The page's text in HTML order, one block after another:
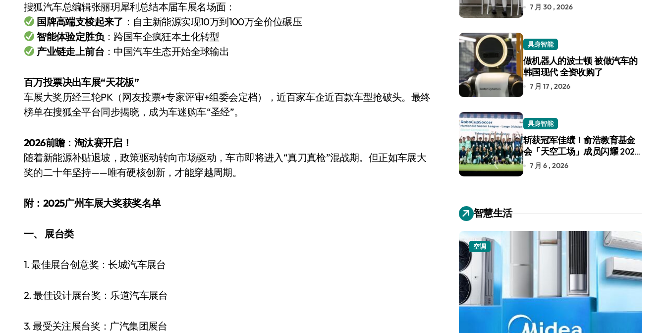
AirTag 新版到底香不香？一篇帮你避坑+种草
净利润暴跌7.7%，苏泊尔开始靠“擦边”续命了？
搜狐汽车总编辑张丽玥犀利总结本届车展名场面：
国牌高端支棱起来了 ：自主新能源实现10万到100万全价位碾压
智能体验定胜负 ：跨国车企疯狂本土化转型
产业链走上前台 ：中国汽车生态开始全球输出
百万投票决出车展“天花板”
车展大奖历经三轮PK（网友投票+专家评审+组委会定档），近百家车企近百款车型抢破头。最终
榜单在搜狐全平台同步揭晓，成为车迷购车“圣经”。
2026前瞻：淘汰赛开启！
随着新能源补贴退坡，政策驱动转向市场驱动，车市即将进入“真刀真枪”混战期。但正如车展大
奖的二十年坚持——唯有硬核创新，才能穿越周期。
附：2025广州车展大奖获奖名单
一、 展台类
1. 最佳展台创意奖：长城汽车展台
2. 最佳设计展台奖：乐道汽车展台
3. 最受关注展台奖：广汽集团展台
7 月 30 , 2026
具身智能
做机器人的波士顿 被做汽车的
韩国现代 全资收购了
7 月 17 , 2026
具身智能
斩获冠军佳绩！俞浩教育基金
会「天空工场」成员闪耀 2026
RoboCup 机器人世界杯
7 月 6 , 2026
智慧生活
空调